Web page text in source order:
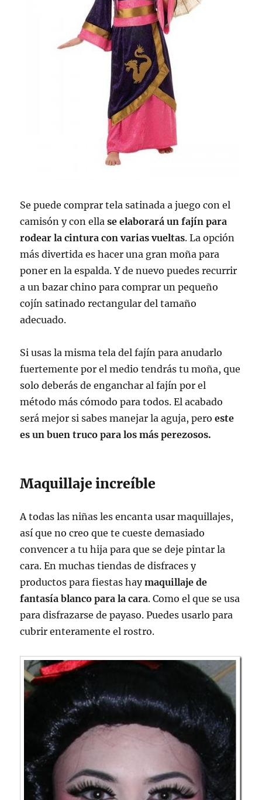
Se puede comprar tela satinada a juego con el
camisón y con ellase elaborará un fajín para
rodear la cintura con varias vueltas. La opción
más divertida es hacer una gran moña para
poner en la espalda. Y de nuevo puedes recurrir
a un bazar chino para comprar un pequeño
cojín satinado rectangular del tamaño
adecuado.
Si usas la misma tela del fajín para anudarlo
fuertemente por el medio tendrás tu moña, que
solo deberás de enganchar al fajín por el
método más cómodo para todos. El acabado
será mejor si sabes manejar la aguja, peroeste
es un buen truco para los más perezosos.
Maquillaje increíble
A todas las niñas les encanta usar maquillajes,
así que no creo que te cueste demasiado
convencer a tu hija para que se deje pintar la
cara. En muchas tiendas de disfraces y
productos para fiestas haymaquillaje de
fantasía blanco para la cara. Como el que se usa
para disfrazarse de payaso. Puedes usarlo para
cubrir enteramente el rostro.